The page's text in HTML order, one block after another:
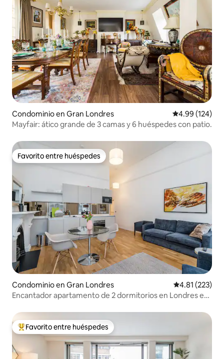
Condominio en Gran Londres Calificación
4.99 (124)
Mayfair: ático grande de 3 camas y 6 huéspedes con patio.
Favorito entre huéspedes
Favorito entre huéspedes
Condominio en Gran Londres Calificación
4.81 (223)
Encantador apartamento de 2 dormitorios en Londres en
De los mejores en Favorito entre huéspedes
Favorito entre huéspedes